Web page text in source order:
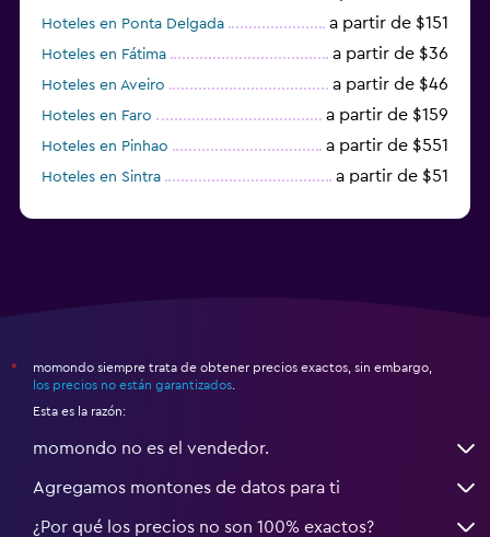
Hoteles en Ponta Delgada a partir de $151
Hoteles en Fátima a partir de $36
Hoteles en Aveiro a partir de $46
Hoteles en Faro a partir de $159
Hoteles en Pinhao a partir de $551
Hoteles en Sintra a partir de $51
*
momondo siempre trata de obtener precios exactos, sin embargo,
los precios no están garantizados
Esta es la razón:
momondo no es el vendedor.
Agregamos montones de datos para ti
¿Por qué los precios no son 100% exactos?